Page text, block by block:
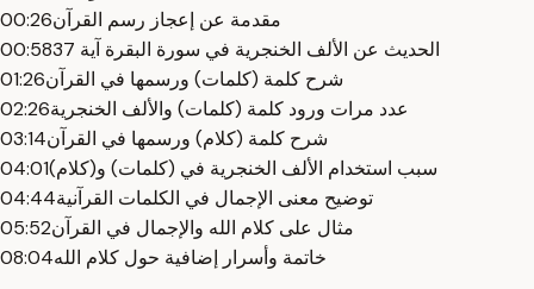
00:26مقدمة عن إعجاز رسم القرآن
00:58
الحديث عن الألف الخنجرية في سورة البقرة آية 37
01:26شرح كلمة (كلمات) ورسمها في القرآن
02:26عدد مرات ورود كلمة (كلمات) والألف الخنجرية
03:14شرح كلمة (كلام) ورسمها في القرآن
04:01سبب استخدام الألف الخنجرية في (كلمات) و(كلام)
04:44توضيح معنى الإجمال في الكلمات القرآنية
05:52مثال على كلام الله والإجمال في القرآن
08:04خاتمة وأسرار إضافية حول كلام الله